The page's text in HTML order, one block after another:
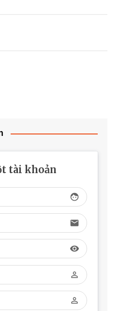
tài khoản
face
email
visibility
perm_identity
perm_identity